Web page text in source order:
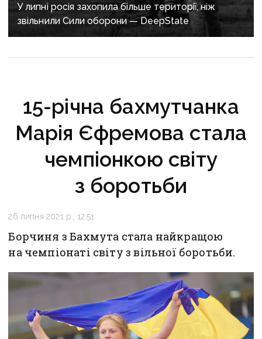
У липні росія захопила більше території, ніж
звільнили Сили оборони — DeepState
15-річна бахмутчанка
Марія Єфремова стала
чемпіонкою світу
з боротьби
26 липня 2021 р., 12:51
Борчиня з Бахмута стала найкращою
на чемпіонаті світу з вільної боротьби.